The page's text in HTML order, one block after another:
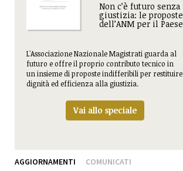
Non c’è futuro senza
giustizia: le proposte
dell’ANM per il Paese
L'Associazione Nazionale Magistrati guarda al
futuro e offre il proprio contributo tecnico in
un insieme di proposte indifferibili per restituire
dignità ed efficienza alla giustizia.
Vai allo speciale
AGGIORNAMENTI COMUNICATI